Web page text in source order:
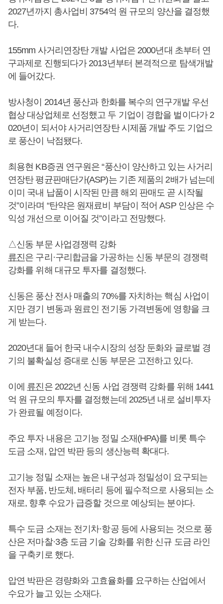
2027년까지 총사업비 3754억 원 규모의 양산을 결정했
다.
155mm 사거리연장탄 개발 사업은 2000년대 초부터 연
구과제로 진행되다가 2013년부터 본격적으로 탐색개발
에 들어갔다.
방사청이 2014년 풍산과 한화를 복수의 연구개발 우선
협상 대상업체로 선정했고 두 기업이 경합을 벌이다가 2
020년이 되서야 사거리연장탄 시제품 개발 주도 기업으
로 풍산이 낙점됐다.
최용현 KB증권 연구원은 “풍산이 양산하고 있는 사거리
연장탄 평균판매단가(ASP)는 기존 제품의 2배가 넘는데
이미 국내 납품이 시작된 만큼 해외 판매도 곧 시작될
것”이라며 “탄약은 원재료비 부담이 적어 ASP 인상은 수
익성 개선으로 이어질 것”이라고 전망했다.
△신동 부문 사업경쟁력 강화
류진은 구리·구리합금을 가공하는 신동 부문의 경쟁력
강화를 위해 대규모 투자를 결정했다.
신동은 풍산 전사 매출의 70%를 자치하는 핵심 사업이
지만 경기 변동과 원료인 전기동 가격변동에 영향을 크
게 받는다.
2020년대 들어 한국 내수시장의 성장 둔화와 글로벌 경
기의 불확실성 증대로 신동 부문은 고전하고 있다.
이에 류진 은 2022년 신동 사업 경쟁력 강화를 위해 1441
억 원 규모의 투자를 결정했는데 2025년 내로 설비투자
가 완료될 예정이다.
주요 투자 내용은 고기능 정밀 소재(HPA)를 비롯 특수
도금 소재, 압연 박판 등의 생산능력 확대다.
고기능 정밀 소재는 높은 내구성과 정밀성이 요구되는
전자 부품, 반도체, 배터리 등에 필수적으로 사용되는 소
재로, 향후 수요가 급증할 것으로 예상되는 분야다.
특수 도금 소재는 전기차·항공 등에 사용되는 것으로 풍
산은 저마찰·3층 도금 기술 강화를 위한 신규 도금 라인
을 구축키로 했다.
압연 박판은 경량화와 고효율화를 요구하는 산업에서
수요가 늘고 있는 소재다.